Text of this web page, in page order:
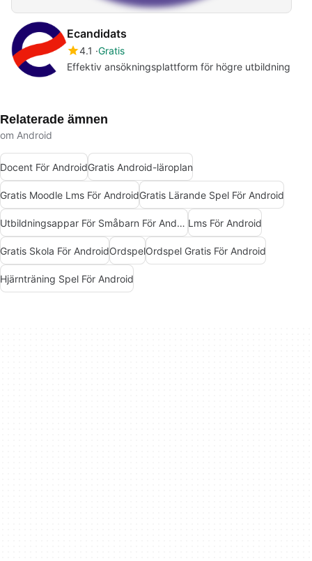
Ecandidats
4.1 Gratis
Effektiv ansökningsplattform för högre utbildning
Relaterade ämnen
om Android
Docent För AndroidGratis Android-läroplan
Gratis Moodle Lms För AndroidGratis Lärande Spel För Android
Utbildningsappar För Småbarn För Android Lms För Android
Gratis Skola För AndroidOrdspelOrdspel Gratis För Android
Hjärnträning Spel För Android